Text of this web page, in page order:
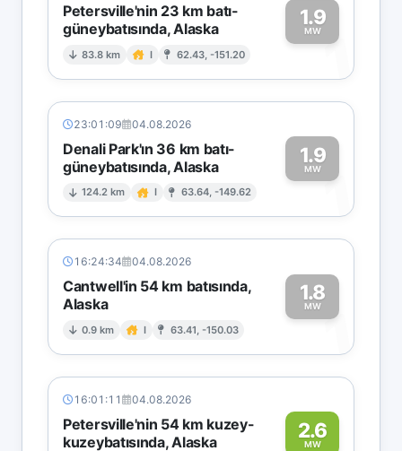
Petersville'nin 23 km batı-
güneybatısında, Alaska
83.8 km I 62.43, -151.20
1.9
MW1
23:01:09 04.08.2026
Denali Park'ın 36 km batı-
güneybatısında, Alaska
124.2 km I 63.64, -149.62
1.9
MW1
16:24:34 04.08.2026
Cantwell'in 54 km batısında,
Alaska
0.9 km I 63.41, -150.03
1.8
MW1
16:01:11 04.08.2026
Petersville'nin 54 km kuzey-
kuzeybatısında, Alaska
2.6
MW